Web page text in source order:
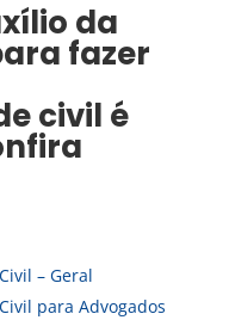
da
fazer
civil é
– Geral
para Advogados